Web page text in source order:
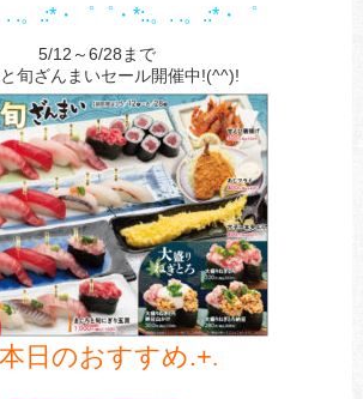
. .。.:*・゜゜・*:.。. .。.:*・゜
5/12～6/28まで
旬ざんまいセール開催中!(^^)!
日のおすすめ.+.